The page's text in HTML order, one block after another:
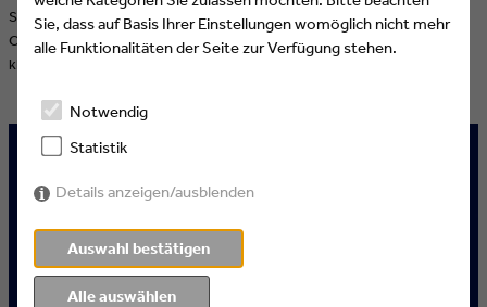
Sportwelt sprinten, sliden und kicken. Einzelne Formate wie die UEFA
Champions League wurden außerdem durch farbige Licht-Akzente
klar voneinander abgegrenzt.
Sie, dass auf Basis Ihrer Einstellungen womöglich nicht mehr
alle Funktionalitäten der Seite zur Verfügung stehen.
Notwendig
Statistik
Details anzeigen/ausblenden
Auswahl bestätigen
Alle auswählen